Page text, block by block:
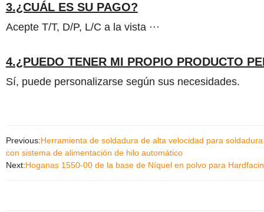
3.¿CUÁL ES SU PAGO?
Acepte T/T, D/P, L/C a la vista ···
4.¿PUEDO TENER MI PROPIO PRODUCTO
Sí, puede personalizarse según sus necesidades.
Previous:Herramienta de soldadura de alta velocidad para
con sistema de alimentación de hilo automático
Next:Hoganas 1550-00 de la base de Níquel en polvo para